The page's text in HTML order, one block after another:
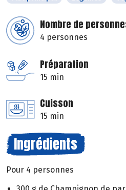
Nombre de
4 personnes
Préparation
15 min
Cuisson
15 min
Ingrédients
Pour 4 personnes